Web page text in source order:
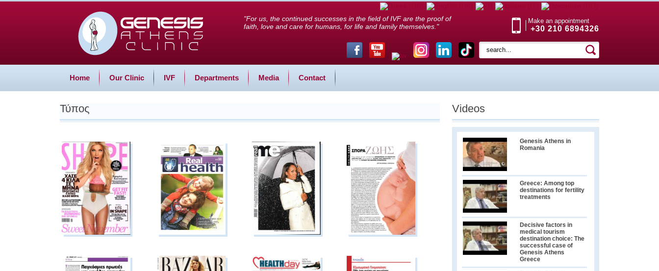
Home Our Clinic IVF Departments Media Contact
"For us, the continued successes in the field of IVF are the proof of
faith, love and care for humans, for life and family themselves."
Make an appointment
+30 210 6894326
Τύπος Videos
Genesis Athens in
Romania
Greece: Among top
destinations for fertility
treatments
Decisive factors in
medical tourism
destination choice: The
successful case of
Genesis Athens
Greece